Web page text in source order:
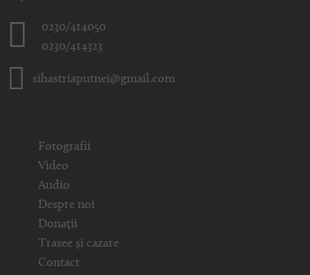
0230/414050
0230/414323
sihastriaputnei@gmail.com
Fotografii
Video
Audio
Despre noi
Donații
Trasee și cazare
Contact